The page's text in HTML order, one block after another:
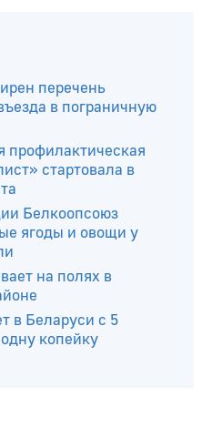
перечень
в пограничную
профилактическая
стартовала в
Белкоопсоюз
ягоды и овощи у
на полях в
в Беларуси с 5
копейку